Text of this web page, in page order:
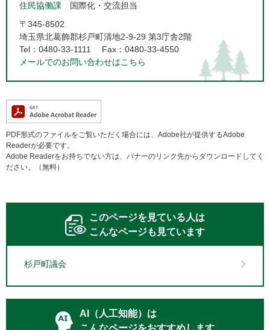
住民協働課
国際化・交流担当
〒345-8502
埼玉県北葛飾郡杉戸町清地2-9-29 第3庁舎2階
Tel：0480-33-1111
Fax：0480-33-4550
メールでのお問い合わせはこちら
PDF形式のファイルをご覧いただく場合には、Adobe社が提供するAdobe
Readerが必要です。
Adobe Readerをお持ちでない方は、バナーのリンク先からダウンロードしてく
ださい。（無料）
このページを見ている人は
こんなページも見ています
杉戸町議会
AI（人工知能）は